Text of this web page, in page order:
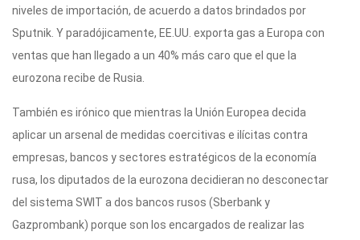
niveles de importación, de acuerdo a datos brindados por
Sputnik. Y paradójicamente, EE.UU. exporta gas a Europa con
ventas que han llegado a un 40% más caro que el que la
eurozona recibe de Rusia.
También es irónico que mientras la Unión Europea decida
aplicar un arsenal de medidas coercitivas e ilícitas contra
empresas, bancos y sectores estratégicos de la economía
rusa, los diputados de la eurozona decidieran no desconectar
del sistema SWIT a dos bancos rusos (Sberbank y
Gazprombank) porque son los encargados de realizar las